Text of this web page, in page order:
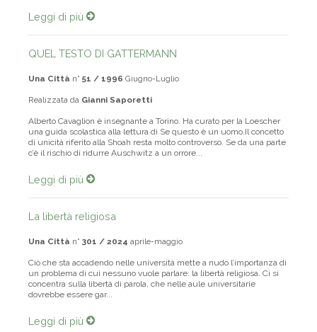
Leggi di più
QUEL TESTO DI GATTERMANN
Una Città n° 51 / 1996 Giugno-Luglio
Realizzata da Gianni Saporetti
Alberto Cavaglion è insegnante a Torino. Ha curato per la Loescher
una guida scolastica alla lettura di Se questo è un uomo.Il concetto
di unicità riferito alla Shoah resta molto controverso. Se da una parte
c’è il rischio di ridurre Auschwitz a un orrore...
Leggi di più
La libertà religiosa
Una Città n° 301 / 2024 aprile-maggio
Ciò che sta accadendo nelle università mette a nudo l’importanza di
un problema di cui nessuno vuole parlare: la libertà religiosa. Ci si
concentra sulla libertà di parola, che nelle aule universitarie
dovrebbe essere gar...
Leggi di più